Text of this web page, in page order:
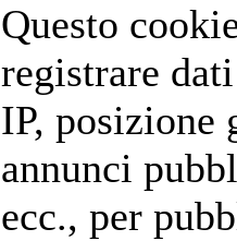
Questo
registrare
IP, posizione
annunci
ecc., per